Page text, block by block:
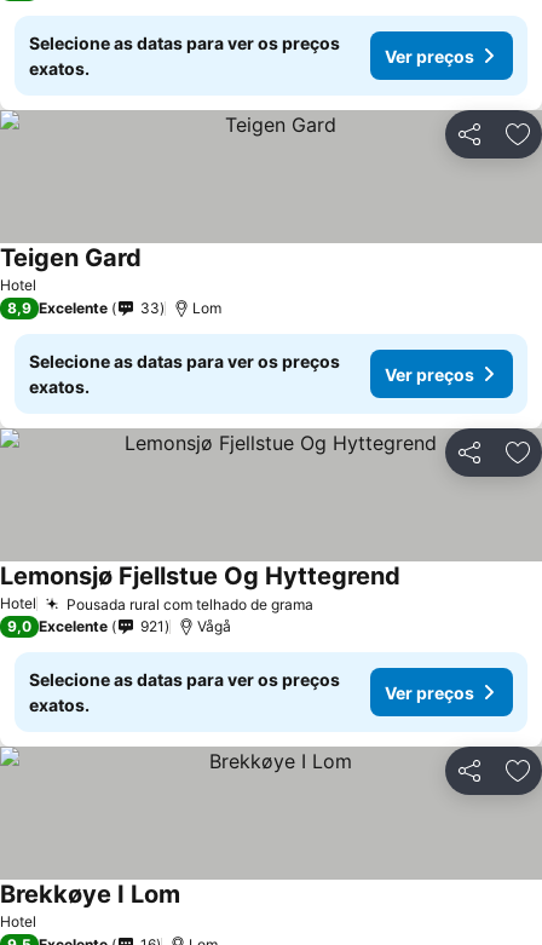
Selecione as datas para ver os preços
exatos.
Ver preços
Partilhar
Hotel
Teigen Gard
8,9 Excelente 33 Lom
Selecione as datas para ver os preços
exatos.
Ver preços
Partilhar
Hotel Pousada rural com telhado de grama
Lemonsjø Fjellstue Og Hyttegrend
9,0 Excelente 921 Vågå
Selecione as datas para ver os preços
exatos.
Ver preços
Partilhar
Hotel
Brekkøye I Lom